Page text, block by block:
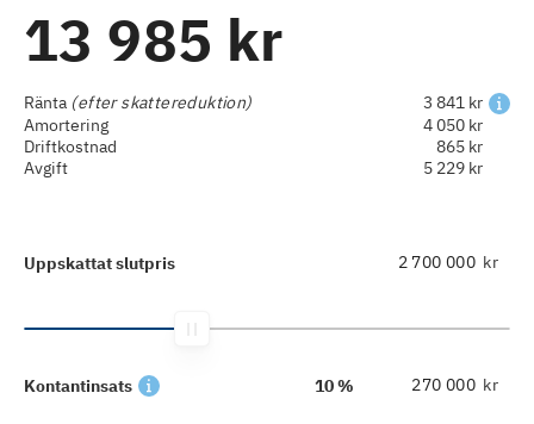
13 985 kr
Ränta (efter skattereduktion)
3 841 kr
Amortering
4 050 kr
Driftkostnad
865 kr
Avgift
5 229 kr
Uppskattat slutpris kr
Kontantinsats 10 % kr